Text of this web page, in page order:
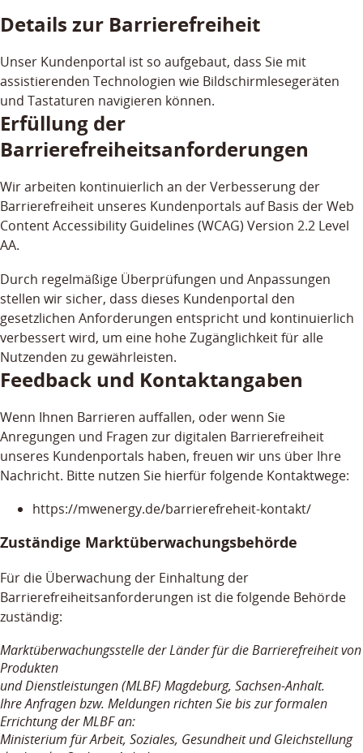
Details zur Barrierefreiheit
Unser Kundenportal ist so aufgebaut, dass Sie mit
assistierenden Technologien wie Bildschirmlesegeräten
und Tastaturen navigieren können.
Erfüllung der
Barrierefreiheitsanforderungen
Wir arbeiten kontinuierlich an der Verbesserung der
Barrierefreiheit unseres Kundenportals auf Basis der Web
Content Accessibility Guidelines (WCAG) Version 2.2 Level
AA.
Durch regelmäßige Überprüfungen und Anpassungen
stellen wir sicher, dass dieses Kundenportal den
gesetzlichen Anforderungen entspricht und kontinuierlich
verbessert wird, um eine hohe Zugänglichkeit für alle
Nutzenden zu gewährleisten.
Feedback und Kontaktangaben
Wenn Ihnen Barrieren auffallen, oder wenn Sie
Anregungen und Fragen zur digitalen Barrierefreiheit
unseres Kundenportals haben, freuen wir uns über Ihre
Nachricht. Bitte nutzen Sie hierfür folgende Kontaktwege:
https://mwenergy.de/barrierefreheit-kontakt/
Zuständige Marktüberwachungsbehörde
Für die Überwachung der Einhaltung der
Barrierefreiheitsanforderungen ist die folgende Behörde
zuständig:
Marktüberwachungsstelle der Länder für die Barrierefreiheit von
Produkten
und Dienstleistungen (MLBF) Magdeburg, Sachsen-Anhalt.
Ihre Anfragen bzw. Meldungen richten Sie bis zur formalen
Errichtung der MLBF an:
Ministerium für Arbeit, Soziales, Gesundheit und Gleichstellung